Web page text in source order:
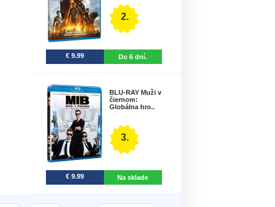
2.
€ 9.99 Do 6 dní.
BLU-RAY Muži v
čiernom:
Globálna hro..
3.
€ 9.99 Na sklade